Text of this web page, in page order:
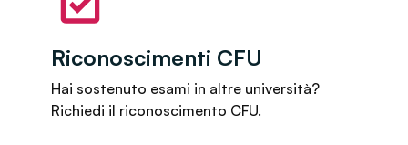
Riconoscimenti CFU
Hai sostenuto esami in altre università?
Richiedi il riconoscimento CFU.